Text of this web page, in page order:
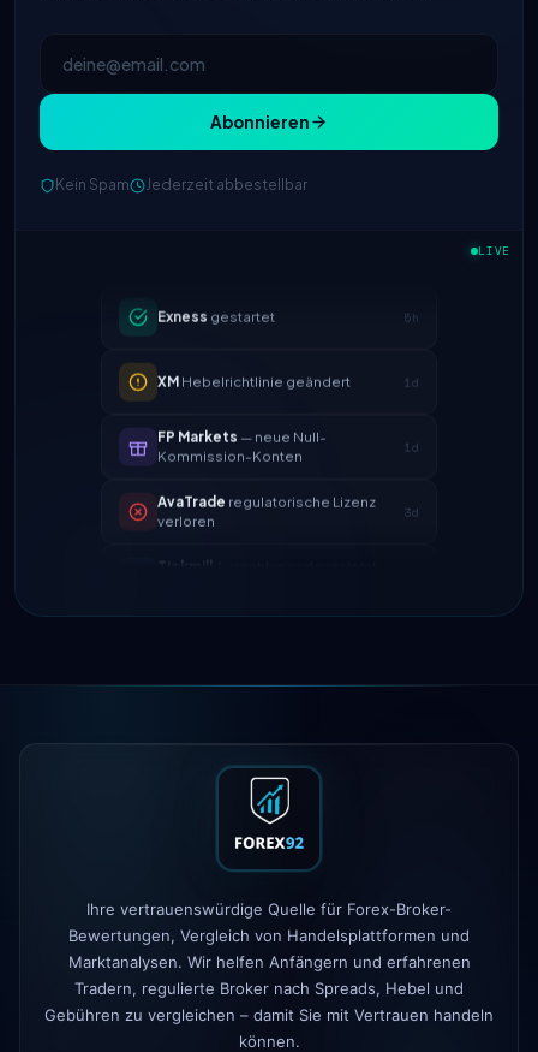
Abonnieren
Kein Spam Jederzeit abbestellbar
LIVE
IC Marketsverringerter EUR/USD
XMHebelrichtlinie geändert 1d
FP Markets— neue Null-
1d
AvaTraderegulatorische Lizenz
verloren
3d
TickmillAuszahlungsdauer jetzt
24h
4d
FP Markets— neue Null-
Kommission-Konten
regulatorische Lizenz
24h
4d
Ihre vertrauenswürdige Quelle für Forex-Broker-
Bewertungen, Vergleich von Handelsplattformen und
Marktanalysen. Wir helfen Anfängern und erfahrenen
Tradern, regulierte Broker nach Spreads, Hebel und
Gebühren zu vergleichen – damit Sie mit Vertrauen handeln
können.